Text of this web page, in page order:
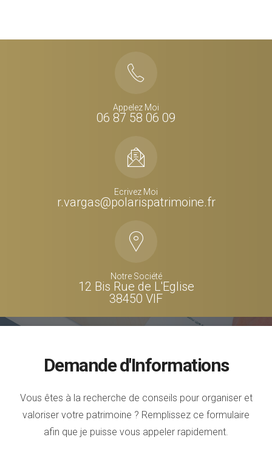
Appelez Moi
06 87 58 06 09
Ecrivez Moi
r.vargas@polarispatrimoine.fr
Notre Société
12 Bis Rue de L'Eglise
38450 VIF
Demande d'Informations
Vous êtes à la recherche de conseils pour organiser et
valoriser votre patrimoine ? Remplissez ce formulaire
afin que je puisse vous appeler rapidement.